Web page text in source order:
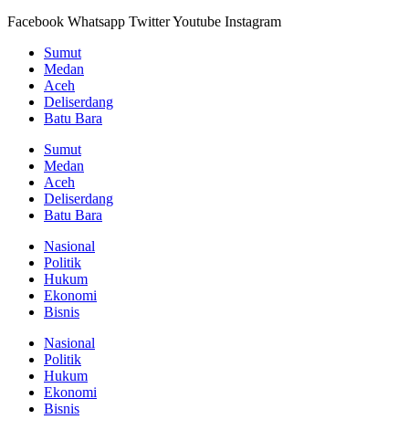
Facebook Whatsapp TwitterYoutube Instagram
Sumut
Medan
Aceh
Deliserdang
Batu Bara
Sumut
Medan
Aceh
Deliserdang
Batu Bara
Nasional
Politik
Hukum
Ekonomi
Bisnis
Nasional
Politik
Hukum
Ekonomi
Bisnis